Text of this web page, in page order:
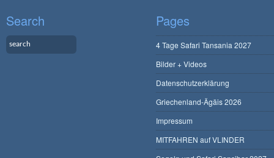
Search Pages
4 Tage Safari Tansania 2027
Bilder + Videos
Datenschutzerklärung
Griechenland-Ägäis 2026
Impressum
MITFAHREN auf VLINDER